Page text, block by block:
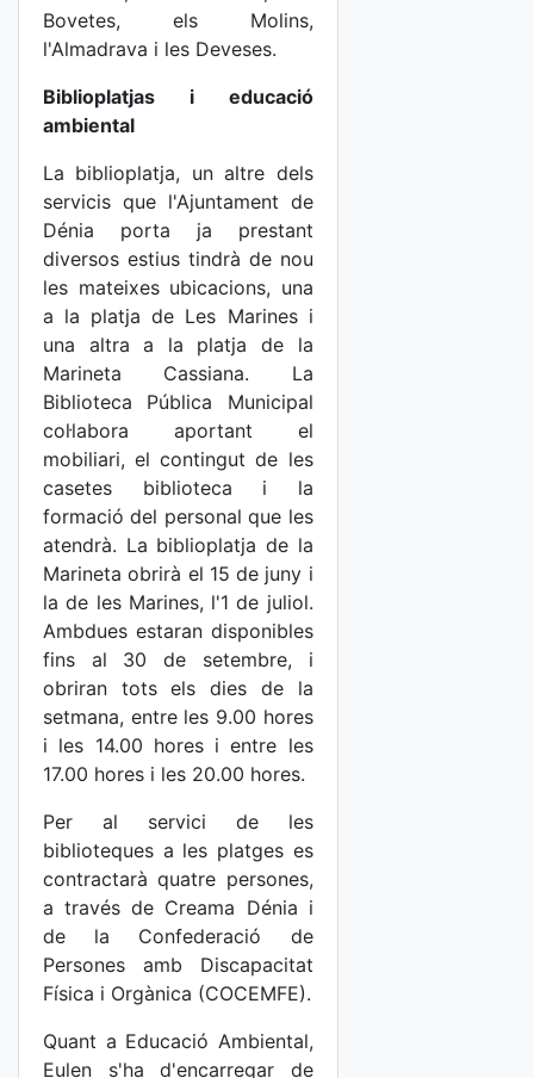
Bovetes, els Molins,
l'Almadrava i les Deveses.
Biblioplatjas i educació
ambiental
La biblioplatja, un altre dels
servicis que l'Ajuntament de
Dénia porta ja prestant
diversos estius tindrà de nou
les mateixes ubicacions, una
a la platja de Les Marines i
una altra a la platja de la
Marineta Cassiana. La
Biblioteca Pública Municipal
col·labora aportant el
mobiliari, el contingut de les
casetes biblioteca i la
formació del personal que les
atendrà. La biblioplatja de la
Marineta obrirà el 15 de juny i
la de les Marines, l'1 de juliol.
Ambdues estaran disponibles
fins al 30 de setembre, i
obriran tots els dies de la
setmana, entre les 9.00 hores
i les 14.00 hores i entre les
17.00 hores i les 20.00 hores.
Per al servici de les
biblioteques a les platges es
contractarà quatre persones,
a través de Creama Dénia i
de la Confederació de
Persones amb Discapacitat
Física i Orgànica (COCEMFE).
Quant a Educació Ambiental,
Eulen s'ha d'encarregar de